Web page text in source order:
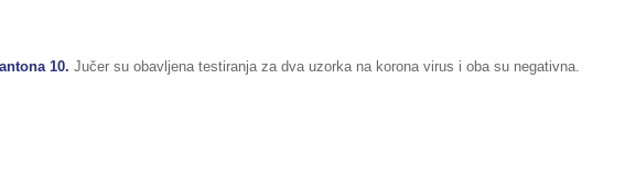
10. Jučer su obavljena testiranja za dva uzorka na korona virus i oba su negativna.